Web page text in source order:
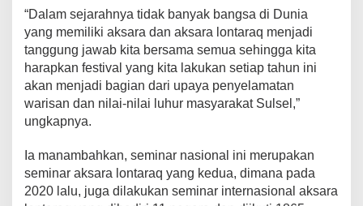
“Dalam sejarahnya tidak banyak bangsa di Dunia
yang memiliki aksara dan aksara lontaraq menjadi
tanggung jawab kita bersama semua sehingga kita
harapkan festival yang kita lakukan setiap tahun ini
akan menjadi bagian dari upaya penyelamatan
warisan dan nilai-nilai luhur masyarakat Sulsel,”
ungkapnya.
Ia manambahkan, seminar nasional ini merupakan
seminar aksara lontaraq yang kedua, dimana pada
2020 lalu, juga dilakukan seminar internasional aksara